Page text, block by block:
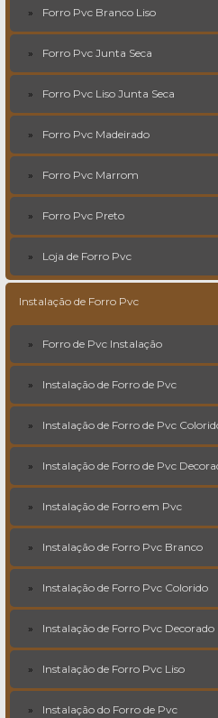
Forro Pvc Branco Liso
Forro Pvc Junta Seca
Forro Pvc Liso Junta Seca
Forro Pvc Madeirado
Forro Pvc Marrom
Forro Pvc Preto
Loja de Forro Pvc
Instalação de Forro Pvc
Forro de Pvc Instalação
Instalação de Forro de Pvc
Instalação de Forro de Pvc
Instalação de Forro de Pvc
Instalação de Forro em Pvc
Instalação de Forro Pvc Branco
Instalação de Forro Pvc Colorido
Instalação de Forro Pvc Decorado
Instalação de Forro Pvc Liso
Instalação do Forro de Pvc